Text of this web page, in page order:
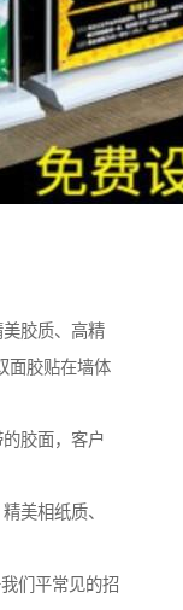
胶质、高精
面胶贴在墙体
胶面，客户
美相纸质、
们平常见的招